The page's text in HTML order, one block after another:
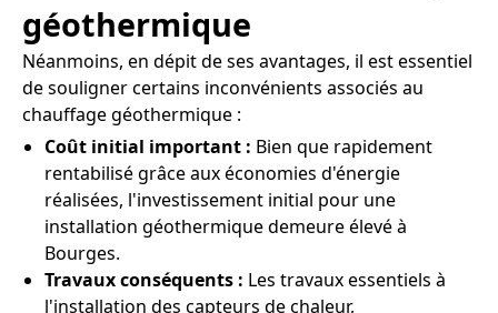
géothermique
Néanmoins, en dépit de ses avantages, il est essentiel
de souligner certains inconvénients associés au
chauffage géothermique :
Coût initial important : Bien que rapidement
rentabilisé grâce aux économies d'énergie
réalisées, l'investissement initial pour une
installation géothermique demeure élevé à
Bourges.
Travaux conséquents : Les travaux essentiels à
l'installation des capteurs de chaleur,